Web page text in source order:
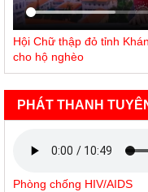
Hội Chữ thập đỏ tỉnh
cho hộ nghèo
PHÁT THANH
Phòng chống HIV/AIDS